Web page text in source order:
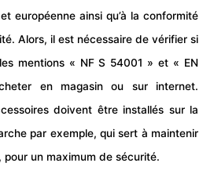
européenne ainsi qu’à la conformité
Alors, il est nécessaire de vérifier si
mentions « NF S 54001 » et « EN
en magasin ou sur internet.
doivent être installés sur la
par exemple, qui sert à maintenir
pour un maximum de sécurité.